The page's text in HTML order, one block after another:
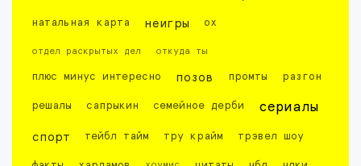
натальная карта неигры ох
отдел раскрытых дел откуда ты
плюс минус интересно позов промты разгон
решалы сапрыкин семейное дерби сериалы
спорт тейбл тайм тру крайм трэвел шоу